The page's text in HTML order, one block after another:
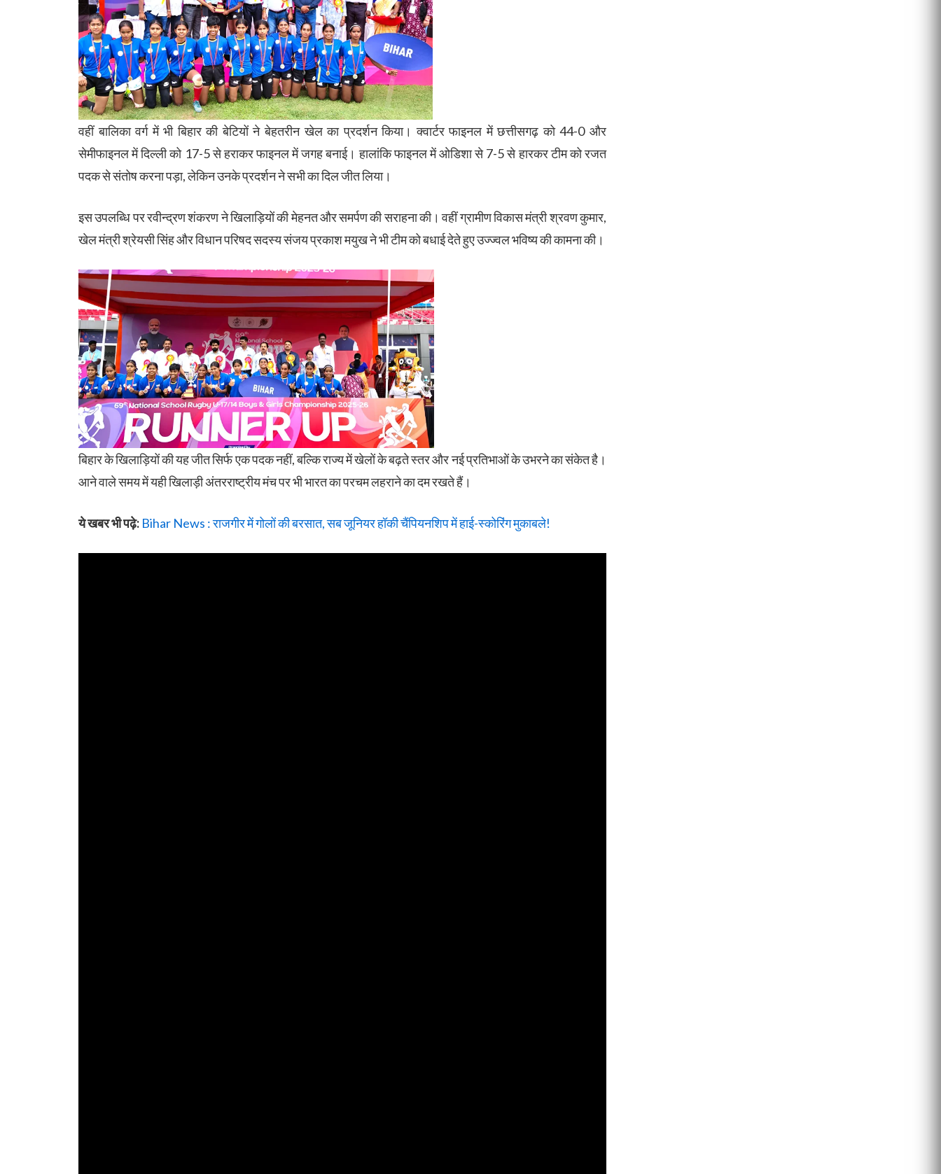
वहीं बालिका वर्ग में भी बिहार की बेटियों ने बेहतरीन खेल का प्रदर्शन किया। क्वार्टर फाइनल में छत्तीसगढ़ को 44-0 और
सेमीफाइनल में दिल्ली को 17-5 से हराकर फाइनल में जगह बनाई। हालांकि फाइनल में ओडिशा से 7-5 से हारकर टीम को रजत
पदक से संतोष करना पड़ा, लेकिन उनके प्रदर्शन ने सभी का दिल जीत लिया।
इस उपलब्धि पर रवीन्द्रण शंकरण ने खिलाड़ियों की मेहनत और समर्पण की सराहना की। वहीं ग्रामीण विकास मंत्री श्रवण कुमार,
खेल मंत्री श्रेयसी सिंह और विधान परिषद सदस्य संजय प्रकाश मयुख ने भी टीम को बधाई देते हुए उज्ज्वल भविष्य की कामना की।
बिहार के खिलाड़ियों की यह जीत सिर्फ एक पदक नहीं, बल्कि राज्य में खेलों के बढ़ते स्तर और नई प्रतिभाओं के उभरने का संकेत है।
आने वाले समय में यही खिलाड़ी अंतरराष्ट्रीय मंच पर भी भारत का परचम लहराने का दम रखते हैं।
ये खबर भी पढ़े: Bihar News : राजगीर में गोलों की बरसात, सब जूनियर हॉकी चैंपियनशिप में हाई-स्कोरिंग मुकाबले!